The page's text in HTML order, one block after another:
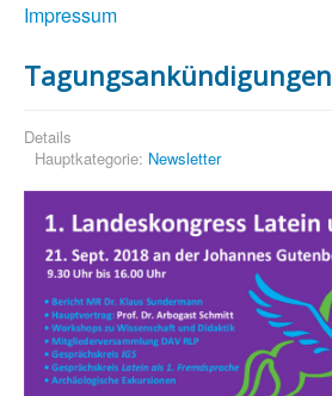
Impressum
Tagungsankündigungen
Details
Hauptkategorie: Newsletter